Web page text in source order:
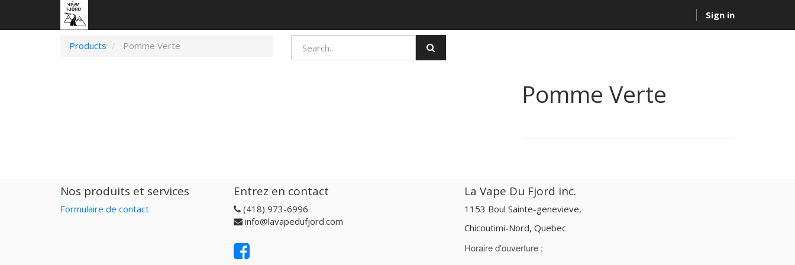
Sign in
Products Pomme Verte
Pomme Verte
Nos produits et services
Formulaire de contact
Entrez en contact
(418) 973-6996
info@lavapedufjord.com
La Vape Du Fjord inc.
1153 Boul Sainte-genevieve,
Chicoutimi-Nord, Quebec
Horaire d'ouverture :